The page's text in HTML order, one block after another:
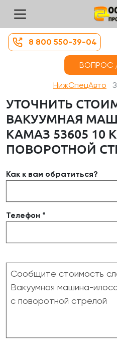
8 800 550-39-04
ВОПРОС
НижСпецАвто
УТОЧНИТЬ
ВАКУУМНАЯ
КАМАЗ 53605 10
ПОВОРОТНОЙ
Как к вам обратиться?
Телефон *